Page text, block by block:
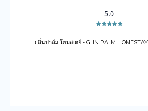
5.0
กลิ่นปาล์ม โฮมสเตย์ - GLIN PALM HOMESTAY